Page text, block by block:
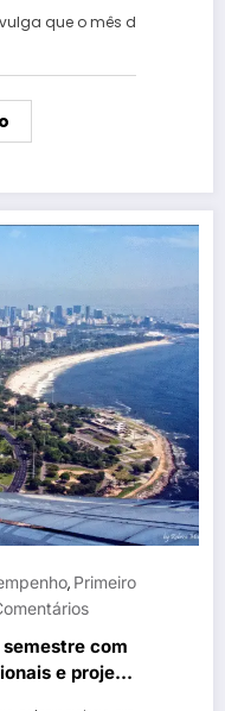
que o mês d
, Primeiro
com
e projeta